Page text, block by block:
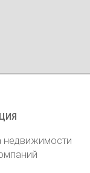
недвижимости